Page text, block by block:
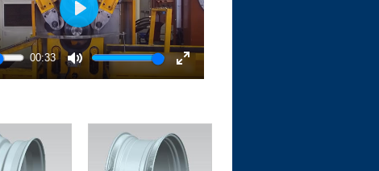
00:33
Mute
Play